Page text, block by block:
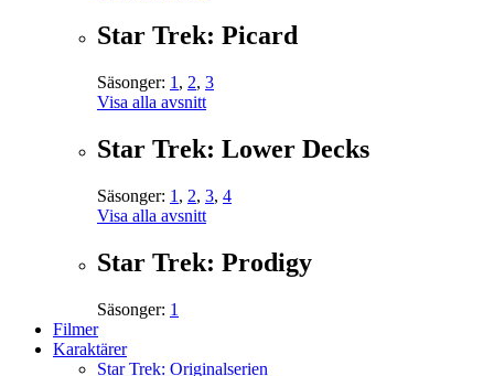
Star Trek: Picard
Säsonger: 1 , 2, 3
Visa alla avsnitt
Star Trek: Lower Decks
Säsonger: 1 , 2, 3, 4
Visa alla avsnitt
Star Trek: Prodigy
Säsonger: 1
Filmer
Karaktärer
Star Trek: Originalserien